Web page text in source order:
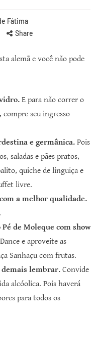
Fátima
Share
alemã e você não pode
E para não correr o
compre seu ingresso
e germânica. Pois
saladas e pães pratos,
quiche de linguiça e
livre.
a melhor qualidade.
de Moleque com show
Dance e aproveite as
Sanhaçu com frutas.
demais lembrar. Convide
alcóolica. Pois haverá
para todos os